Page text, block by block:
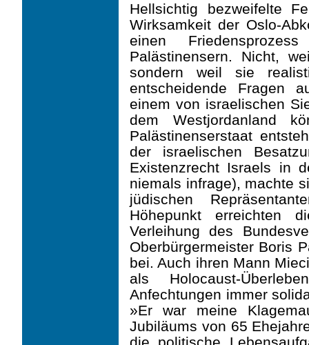
Hellsichtig bezweifelte
Wirksamkeit der Oslo-
einen
Palästinensern. Nicht,
sondern weil sie
entscheidende Fragen
einem von israelischen
dem Westjordanland
Palästinen­serstaat
der israelischen
Existenzrecht Israels in
niemals infrage), machte
jüdischen
Höhepunkt erreichten
Verleihung des
Oberbürgermeister Boris
bei. Auch ihren Mann
als Holocaust-
Anfechtungen immer
»Er war meine
Jubiläums von 65